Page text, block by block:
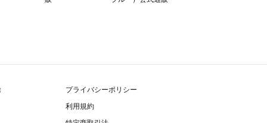
プライバシーポリシー
利用規約